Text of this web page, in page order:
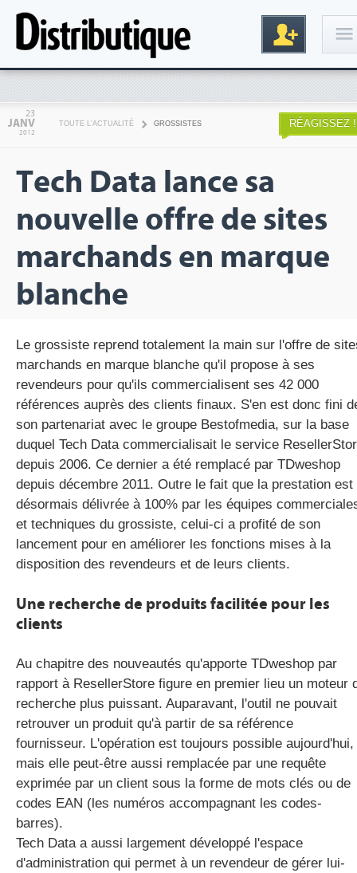
Inscription
23
JANV
2012
TOUTE L'ACTUALITÉ GROSSISTES RÉAGISSEZ !
Tech Data lance sa
nouvelle offre de sites
marchands en marque
blanche
Le grossiste reprend totalement la main sur l'offre de
marchands en marque blanche qu'il propose à ses
revendeurs pour qu'ils commercialisent ses 42 000
références auprès des clients finaux. S'en est donc fini
son partenariat avec le groupe Bestofmedia, sur la base
duquel Tech Data commercialisait le service
depuis 2006. Ce dernier a été remplacé par TDweshop
depuis décembre 2011. Outre le fait que la prestation est
désormais délivrée à 100% par les équipes
et techniques du grossiste, celui-ci a profité de son
lancement pour en améliorer les fonctions mises à la
disposition des revendeurs et de leurs clients.
Une recherche de produits facilitée pour les
clients
Au chapitre des nouveautés qu'apporte TDweshop par
rapport à ResellerStore figure en premier lieu un moteur
recherche plus puissant. Auparavant, l'outil ne pouvait
retrouver un produit qu'à partir de sa référence
fournisseur. L'opération est toujours possible aujourd'hui,
mais elle peut-être aussi remplacée par une requête
exprimée par un client sous la forme de mots clés ou de
codes EAN (les numéros accompagnant les codes-
barres).
Tech Data a aussi largement développé l'espace
d'administration qui permet à un revendeur de gérer lui-